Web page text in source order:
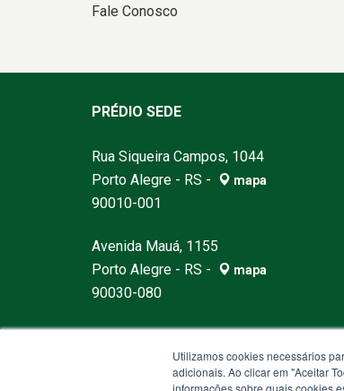
Fale Conosco
PRÉDIO SEDE
Rua Siqueira Campos, 1044
Porto Alegre - RS -
mapa
90010-001
Avenida Mauá, 1155
Porto Alegre - RS -
mapa
90030-080
Horário de atendimento: 8h30min às
Atendimento Geral:(51) 3214-5000
tesouro@sefaz.rs.gov.br
Utilizamos cookies necessários
adicionais. Ao clicar em "Aceitar
informações sobre quais cookies